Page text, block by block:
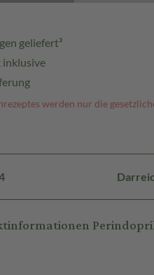
geliefert³
inklusive
werden nur die